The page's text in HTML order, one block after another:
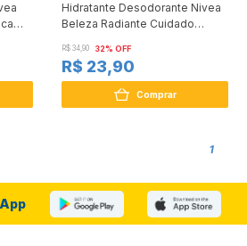
Hidratante Desodorante Nivea
Beleza Radiante Cuidado
R$ 34,90 32% OFF
R$ 23,90
Comprar
1